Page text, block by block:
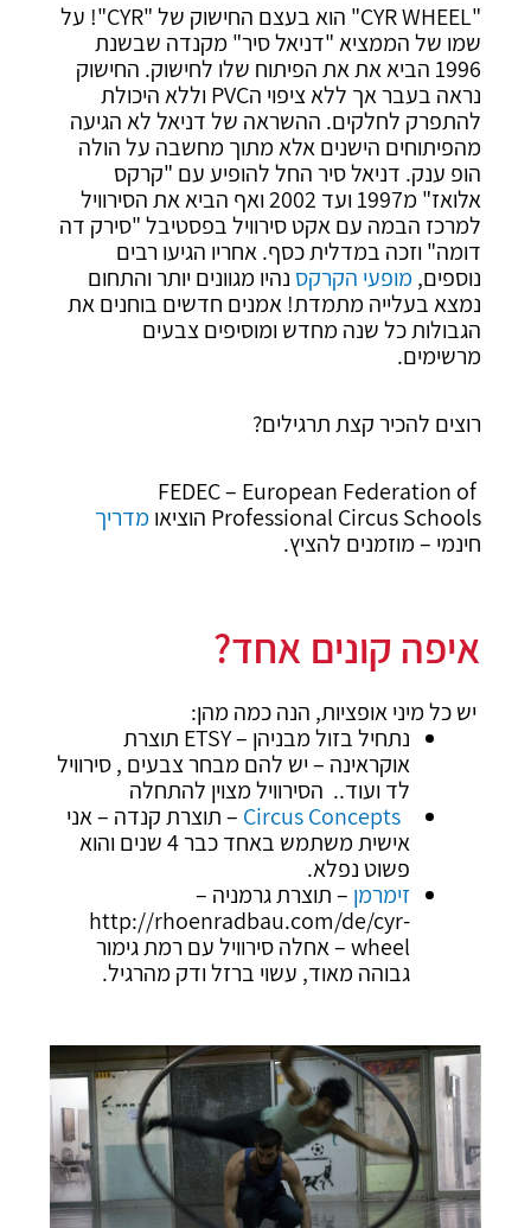
"CYR WHEEL" הוא בעצם החישוק של "CYR"! על
שמו של הממציא "דניאל סיר" מקנדה שבשנת
1996 הביא את את הפיתוח שלו לחישוק. החישוק
נראה בעבר אך ללא ציפוי הPVC וללא היכולת
להתפרק לחלקים. ההשראה של דניאל לא הגיעה
מהפיתוחים הישנים אלא מתוך מחשבה על הולה
הופ ענק. דניאל סיר החל להופיע עם "קרקס
אלואז" מ1997 ועד 2002 ואף הביא את הסירוויל
למרכז הבמה עם אקט סירוויל בפסטיבל "סירק דה
דומה" וזכה במדלית כסף. אחריו הגיעו רבים
נוספים, מופעי הקרקס נהיו מגוונים יותר והתחום
נמצא בעלייה מתמדת! אמנים חדשים בוחנים את
הגבולות כל שנה מחדש ומוסיפים צבעים
מרשימים.
רוצים להכיר קצת תרגילים?
FEDEC – European Federation of
Professional Circus Schools הוציאו
מדריך
חינמי – מוזמנים להציץ.
איפה קונים אחד?
יש כל מיני אופציות, הנה כמה מהן:
נתחיל בזול מבניהן – ETSY תוצרת
אוקראינה – יש להם מבחר צבעים , סירוויל
לד ועוד.. הסירוויל מצוין להתחלה
Circus Concepts – תוצרת קנדה – אני
אישית משתמש באחד כבר 4 שנים והוא
פשוט נפלא.
זימרמן – תוצרת גרמניה –
http://rhoenradbau.com/de/cyr-
wheel – אחלה סירוויל עם רמת גימור
גבוהה מאוד, עשוי ברזל ודק מהרגיל.